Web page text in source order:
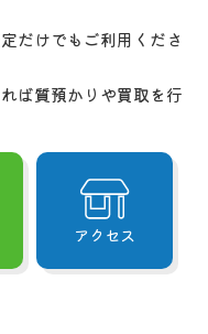
だけでもご利用くださ
ば質預かりや買取を行
アクセス